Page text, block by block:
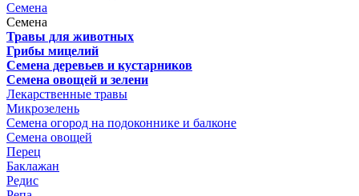
Семена
Семена
Травы для животных
Грибы мицелий
Семена деревьев и кустарников
Семена овощей и зелени
Лекарственные травы
Микрозелень
Семена огород на подоконнике и балконе
Семена овощей
Перец
Баклажан
Редис